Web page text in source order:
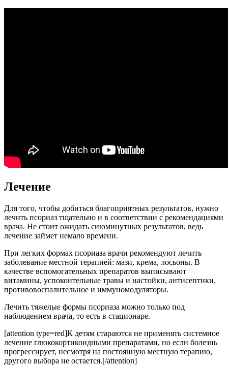
Лечение
Для того, чтобы добиться благоприятных результатов, нужно
лечить псориаз тщательно и в соответствии с рекомендациями
врача. Не стоит ожидать сиюминутных результатов, ведь
лечение займет немало времени.
При легких формах псориаза врачи рекомендуют лечить
заболевание местной терапией: мази, крема, лосьоны. В
качестве вспомогательных препаратов выписывают
витамины, успокоительные травы и настойки, антисептики,
противовоспалительное и иммуномодуляторы.
Лечить тяжелые формы псориаза можно только под
наблюдением врача, то есть в стационаре.
[attention type=red]К детям стараются не применять системное
лечение глюкокортикоидными препаратами, но если болезнь
прогрессирует, несмотря на постоянную местную терапию,
другого выбора не остается.[/attention]